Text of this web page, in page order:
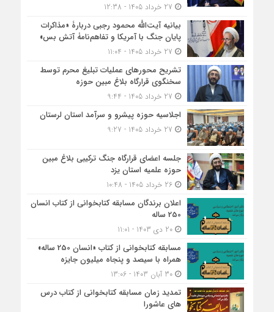
بیانیه آیت‌الله محمود رجبی دربارۀ «مذاکرات
پایان جنگ با آمریکا و تفاهم‌نامۀ آتش بس»
تشریح محورهای عملیات تبلیغ محرم توسط
سخنگوی قرارگاه بلاغ مبین حوزه
اجلاسیه حوزه پیشرو و سرآمد استان لرستان
جلسه اعضای قرارگاه جنگ ترکیبی بلاغ مبین
حوزه علمیه استان یزد
26 خرداد 1405 - 10:48
اعلان برندگان مسابقه کتابخوانی از کتاب انسان
250 ساله
20 دی 1403 - 11:01
مسابقه کتاب‎خوانی از کتاب «انسان 250 ساله»
همراه با سیصد و پنجاه میلیون جایزه
30 آبان 1403 - 13:06
تمدید زمان مسابقه کتابخوانی از کتاب درس
های عاشورا